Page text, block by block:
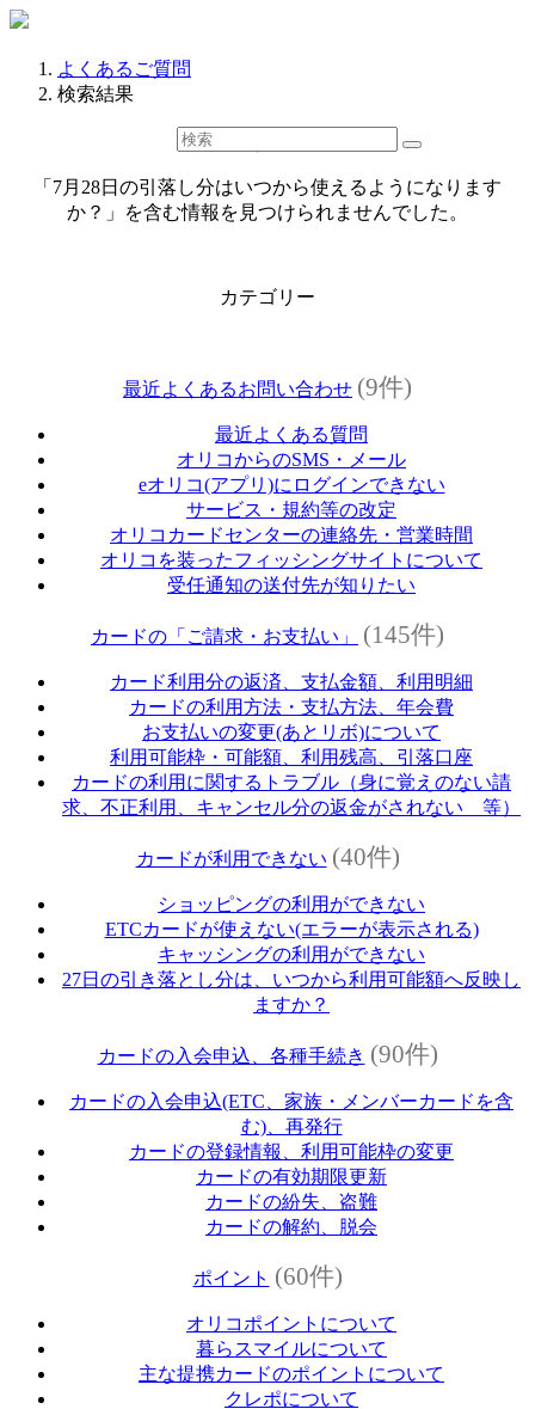
よくあるご質問
検索結果
「7月28日の引落し分はいつから使えるようになります
か？」を含む情報を見つけられませんでした。
カテゴリー
最近よくあるお問い合わせ (9件)
最近よくある質問
オリコからのSMS・メール
eオリコ(アプリ)にログインできない
サービス・規約等の改定
オリコカードセンターの連絡先・営業時間
オリコを装ったフィッシングサイトについて
受任通知の送付先が知りたい
カードの「ご請求・お支払い」 (145件)
カード利用分の返済、支払金額、利用明細
カードの利用方法・支払方法、年会費
お支払いの変更(あとリボ)について
利用可能枠・可能額、利用残高、引落口座
カードの利用に関するトラブル（身に覚えのない請
求、不正利用、キャンセル分の返金がされない 等）
カードが利用できない (40件)
ショッピングの利用ができない
ETCカードが使えない(エラーが表示される)
キャッシングの利用ができない
27日の引き落とし分は、いつから利用可能額へ反映し
ますか？
カードの入会申込、各種手続き (90件)
カードの入会申込(ETC、家族・メンバーカードを含
む)、再発行
カードの登録情報、利用可能枠の変更
カードの有効期限更新
カードの紛失、盗難
カードの解約、脱会
ポイント (60件)
オリコポイントについて
暮らスマイルについて
主な提携カードのポイントについて
クレポについて